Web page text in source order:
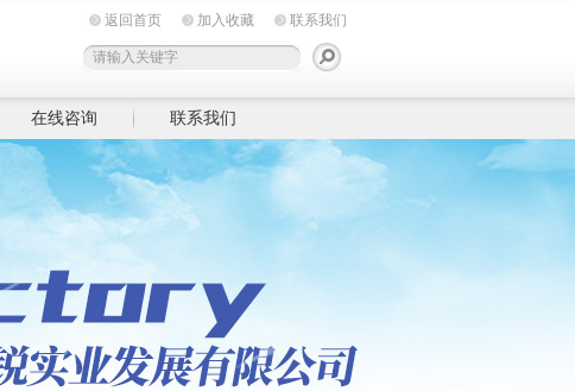
返回首页 加入收藏 联系我们
在线咨询 联系我们